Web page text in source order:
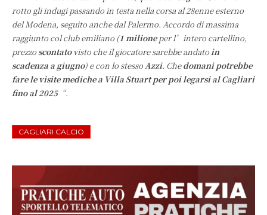
rotto gli indugi passando in testa nella corsa al 28enne esterno
del Modena, seguito anche dal Palermo. Accordo di massima
raggiunto col club emiliano (1 milioneper l’intero cartellino,
prezzo scontatovisto che il giocatore sarebbe andato in
scadenza a giugno) e con lo stesso Azzi. Chedomani potrebbe
fare le visite mediche a Villa Stuart per poi legarsi al Cagliari
fino al 2025“.
CAGLIARI CALCIO